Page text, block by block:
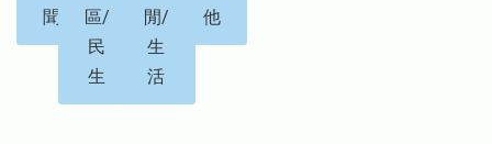
聞
區/
民
生
閒/
生
活
他